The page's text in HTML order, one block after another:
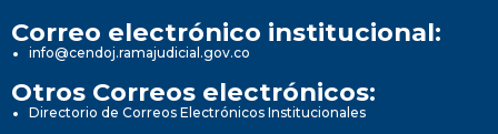
Correo electrónico institucional:
info@cendoj.ramajudicial.gov.co
Otros Correos electrónicos:
Directorio de Correos Electrónicos Institucionales